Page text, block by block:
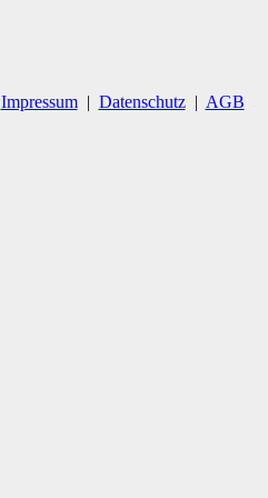
Impressum| Datenschutz| AGB